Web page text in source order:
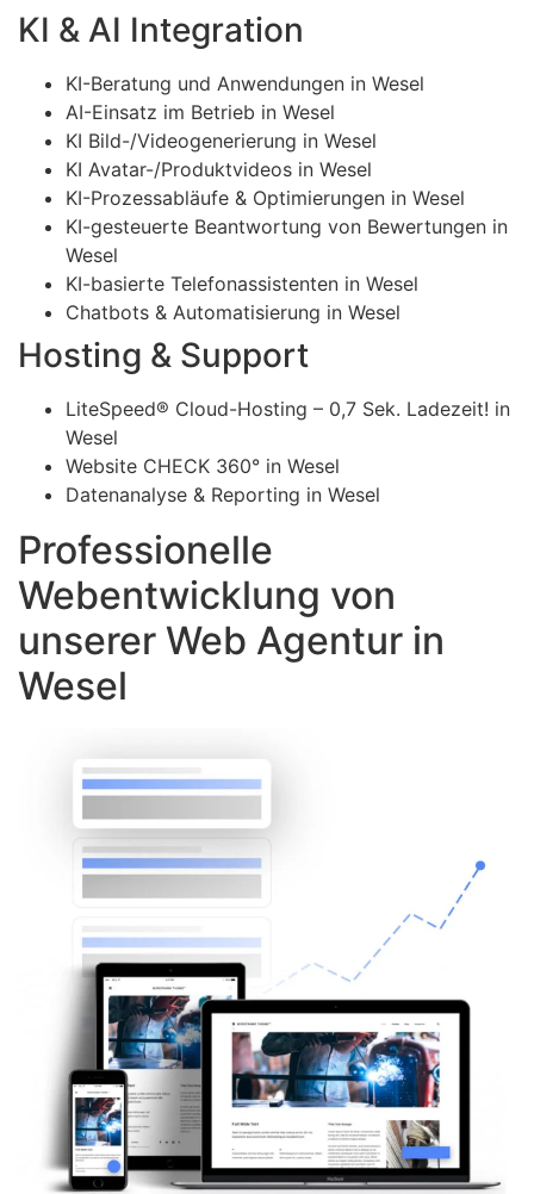
KI & AI Integration
KI-Beratung und Anwendungen in Wesel
AI-Einsatz im Betrieb in Wesel
KI Bild-/Videogenerierung in Wesel
KI Avatar-/Produktvideos in Wesel
KI-Prozessabläufe & Optimierungen in Wesel
KI-gesteuerte Beantwortung von Bewertungen in
Wesel
KI-basierte Telefonassistenten in Wesel
Chatbots & Automatisierung in Wesel
Hosting & Support
LiteSpeed® Cloud-Hosting – 0,7 Sek. Ladezeit! in
Wesel
Website CHECK 360° in Wesel
Datenanalyse & Reporting in Wesel
Professionelle
Webentwicklung von
unserer Web Agentur in
Wesel